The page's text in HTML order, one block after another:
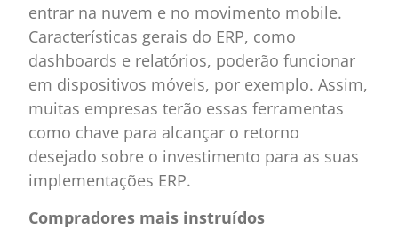
entrar na nuvem e no movimento mobile.
Características gerais do ERP, como
dashboards e relatórios, poderão funcionar
em dispositivos móveis, por exemplo. Assim,
muitas empresas terão essas ferramentas
como chave para alcançar o retorno
desejado sobre o investimento para as suas
implementações ERP.
Compradores mais instruídos